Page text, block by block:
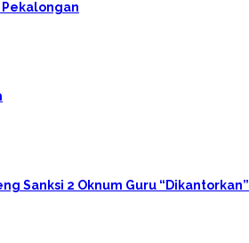
Pekalongan
Sanksi 2 Oknum Guru “Dikantorkan”